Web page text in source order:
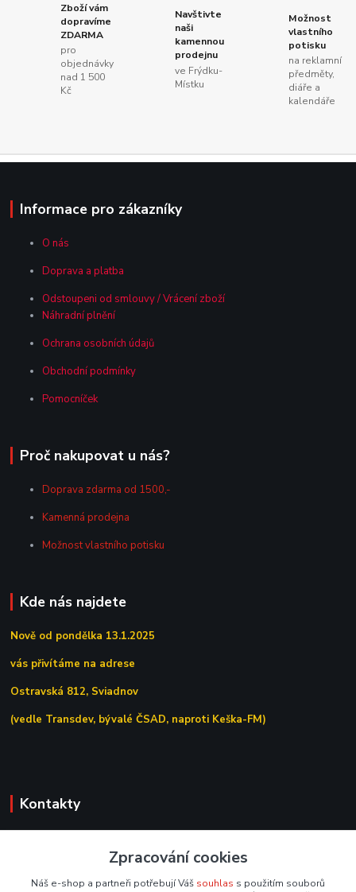
Zboží vám
dopravíme
ZDARMA
pro
objednávky
nad 1 500
Kč
Navštivte
naši
kamennou
prodejnu
ve Frýdku-
Místku
Možnost
vlastního
potisku
na reklamní
předměty,
diáře a
kalendáře
Informace pro zákazníky
O nás
Doprava a platba
Odstoupeni od smlouvy / Vrácení zboží
Náhradní plnění
Ochrana osobních údajů
Obchodní podmínky
Pomocníček
Proč nakupovat u nás?
Doprava zdarma od 1500,-
Kamenná prodejna
Možnost vlastního potisku
Kde nás najdete
Nově od pondělka 13.1.2025
vás přivítáme na adrese
Ostravská 812, Sviadnov
(vedle Transdev, bývalé ČSAD, naproti Keška-FM)
Kontakty
obchod@tipoffice.cz
Zpracování cookies
Náš e-shop a partneři potřebují Váš souhlas s použitím souborů